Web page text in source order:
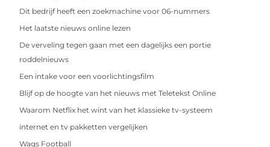
Dit bedrijf heeft een zoekmachine voor 06-nummers
Het laatste nieuws online lezen
De verveling tegen gaan met een dagelijks een portie
roddelnieuws
Een intake voor een voorlichtingsfilm
Blijf op de hoogte van het nieuws met Teletekst Online
Waarom Netflix het wint van het klassieke tv-systeem
internet en tv pakketten vergelijken
Wags Football